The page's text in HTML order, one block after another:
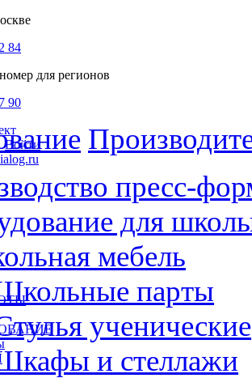
84
для регионов
90
Войти
пресс-
для
мебель
парты
ученические
и стеллажи